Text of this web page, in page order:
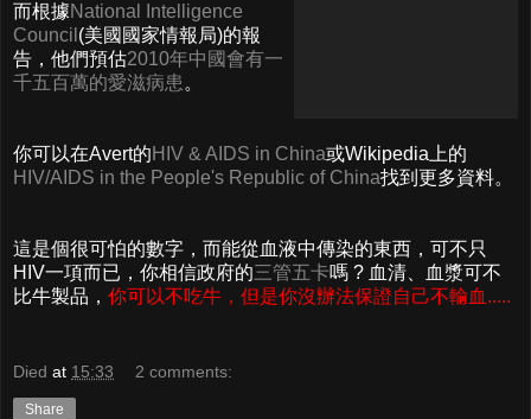
而根據National Intelligence
Council (美國國家情報局)的報
告，他們預估2010年中國會有一
千五百萬的愛滋病患 。
你可以在Avert的 HIV & AIDS in China或Wikipedia上的
HIV/AIDS in the People's Republic of China找到更多資料。
這是個很可怕的數字，而能從血液中傳染的東西，可不只
HIV一項而已，你相信政府的三管五卡嗎 ? 血清、血漿可不
比牛製品， 你可以不吃牛，但是你沒辦法保證自己不輸血.....
Died at 15:33 2 comments:
Share